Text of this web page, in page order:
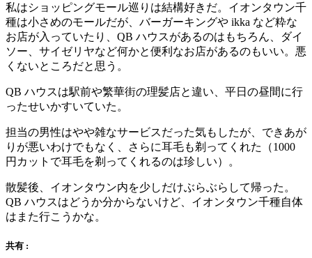
私はショッピングモール巡りは結構好きだ。イオンタウン千
種は小さめのモールだが、バーガーキングや ikka など粋な
お店が入っていたり、QB ハウスがあるのはもちろん、ダイ
ソー、サイゼリヤなど何かと便利なお店があるのもいい。悪
くないところだと思う。
QB ハウスは駅前や繁華街の理髪店と違い、平日の昼間に行
ったせいかすいていた。
担当の男性はやや雑なサービスだった気もしたが、できあが
りが悪いわけでもなく、さらに耳毛も剃ってくれた（1000
円カットで耳毛を剃ってくれるのは珍しい）。
散髪後、イオンタウン内を少しだけぶらぶらして帰った。
QB ハウスはどうか分からないけど、イオンタウン千種自体
はまた行こうかな。
共有 :